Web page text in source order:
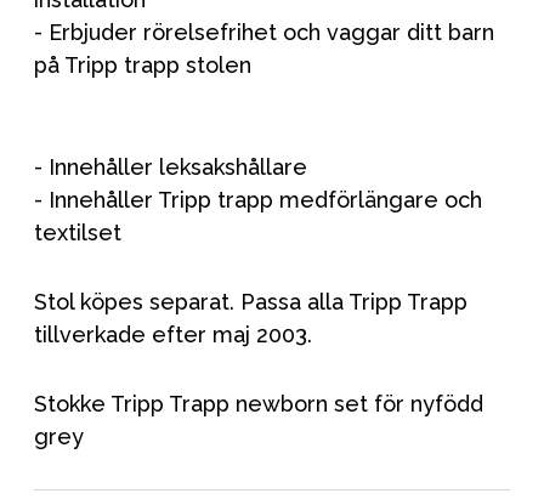
- Erbjuder rörelsefrihet och vaggar ditt barn
på Tripp trapp stolen
- Innehåller leksakshållare
- Innehåller Tripp trapp medförlängare och
textilset
Stol köpes separat. Passa alla Tripp Trapp
tillverkade efter maj 2003.
Stokke Tripp Trapp newborn set för nyfödd
grey